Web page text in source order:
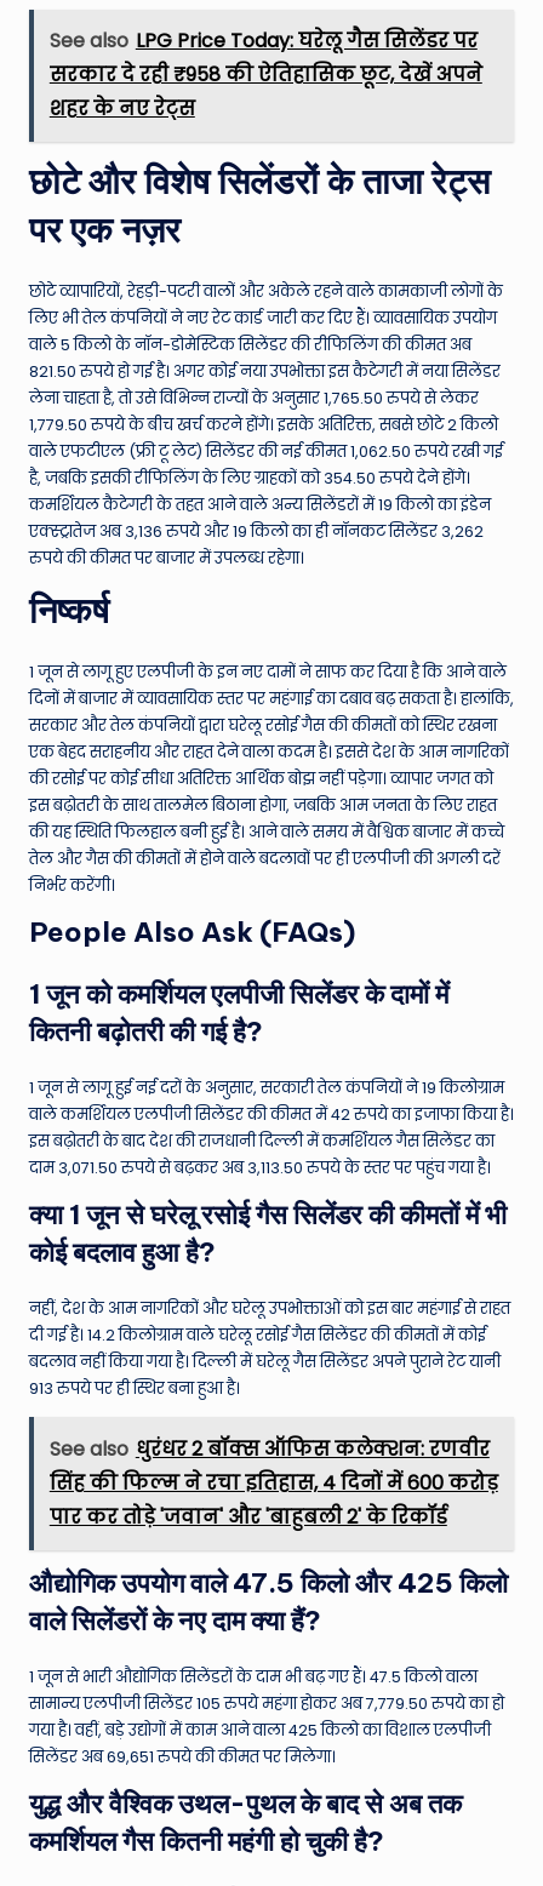
See also LPG Price Today: घरेलू गैस सिलेंडर पर
सरकार दे रही ₹958 की ऐतिहासिक छूट, देखें अपने
शहर के नए रेट्स
छोटे और विशेष सिलेंडरों के ताजा रेट्स
पर एक नज़र
छोटे व्यापारियों, रेहड़ी-पटरी वालों और अकेले रहने वाले कामकाजी लोगों के
लिए भी तेल कंपनियों ने नए रेट कार्ड जारी कर दिए हैं। व्यावसायिक उपयोग
वाले 5 किलो के नॉन-डोमेस्टिक सिलेंडर की रीफिलिंग की कीमत अब
821.50 रुपये हो गई है। अगर कोई नया उपभोक्ता इस कैटेगरी में नया सिलेंडर
लेना चाहता है, तो उसे विभिन्न राज्यों के अनुसार 1,765.50 रुपये से लेकर
1,779.50 रुपये के बीच खर्च करने होंगे। इसके अतिरिक्त, सबसे छोटे 2 किलो
वाले एफटीएल (फ्री टू लेट) सिलेंडर की नई कीमत 1,062.50 रुपये रखी गई
है, जबकि इसकी रीफिलिंग के लिए ग्राहकों को 354.50 रुपये देने होंगे।
कमर्शियल कैटेगरी के तहत आने वाले अन्य सिलेंडरों में 19 किलो का इंडेन
एक्स्ट्रातेज अब 3,136 रुपये और 19 किलो का ही नॉनकट सिलेंडर 3,262
रुपये की कीमत पर बाजार में उपलब्ध रहेगा।
निष्कर्ष
1 जून से लागू हुए एलपीजी के इन नए दामों ने साफ कर दिया है कि आने वाले
दिनों में बाजार में व्यावसायिक स्तर पर महंगाई का दबाव बढ़ सकता है। हालांकि,
सरकार और तेल कंपनियों द्वारा घरेलू रसोई गैस की कीमतों को स्थिर रखना
एक बेहद सराहनीय और राहत देने वाला कदम है। इससे देश के आम नागरिकों
की रसोई पर कोई सीधा अतिरिक्त आर्थिक बोझ नहीं पड़ेगा। व्यापार जगत को
इस बढ़ोतरी के साथ तालमेल बिठाना होगा, जबकि आम जनता के लिए राहत
की यह स्थिति फिलहाल बनी हुई है। आने वाले समय में वैश्विक बाजार में कच्चे
तेल और गैस की कीमतों में होने वाले बदलावों पर ही एलपीजी की अगली दरें
निर्भर करेंगी।
People Also Ask (FAQs)
1 जून को कमर्शियल एलपीजी सिलेंडर के दामों में
कितनी बढ़ोतरी की गई है?
1 जून से लागू हुई नई दरों के अनुसार, सरकारी तेल कंपनियों ने 19 किलोग्राम
वाले कमर्शियल एलपीजी सिलेंडर की कीमत में 42 रुपये का इजाफा किया है।
इस बढ़ोतरी के बाद देश की राजधानी दिल्ली में कमर्शियल गैस सिलेंडर का
दाम 3,071.50 रुपये से बढ़कर अब 3,113.50 रुपये के स्तर पर पहुंच गया है।
क्या 1 जून से घरेलू रसोई गैस सिलेंडर की कीमतों में भी
कोई बदलाव हुआ है?
नहीं, देश के आम नागरिकों और घरेलू उपभोक्ताओं को इस बार महंगाई से राहत
दी गई है। 14.2 किलोग्राम वाले घरेलू रसोई गैस सिलेंडर की कीमतों में कोई
बदलाव नहीं किया गया है। दिल्ली में घरेलू गैस सिलेंडर अपने पुराने रेट यानी
913 रुपये पर ही स्थिर बना हुआ है।
See also धुरंधर 2 बॉक्स ऑफिस कलेक्शन: रणवीर
सिंह की फिल्म ने रचा इतिहास, 4 दिनों में 600 करोड़
पार कर तोड़े 'जवान' और 'बाहुबली 2' के रिकॉर्ड
औद्योगिक उपयोग वाले 47.5 किलो और 425 किलो
वाले सिलेंडरों के नए दाम क्या हैं?
1 जून से भारी औद्योगिक सिलेंडरों के दाम भी बढ़ गए हैं। 47.5 किलो वाला
सामान्य एलपीजी सिलेंडर 105 रुपये महंगा होकर अब 7,779.50 रुपये का हो
गया है। वहीं, बड़े उद्योगों में काम आने वाला 425 किलो का विशाल एलपीजी
सिलेंडर अब 69,651 रुपये की कीमत पर मिलेगा।
युद्ध और वैश्विक उथल-पुथल के बाद से अब तक
कमर्शियल गैस कितनी महंगी हो चुकी है?